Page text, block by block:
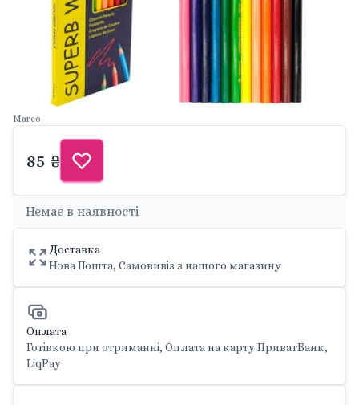
Marco
85 ₴
Немає в наявності
Доставка
Нова Пошта, Самовивіз з нашого магазину
Оплата
Готівкою при отриманні, Оплата на карту ПриватБанк,
LiqPay